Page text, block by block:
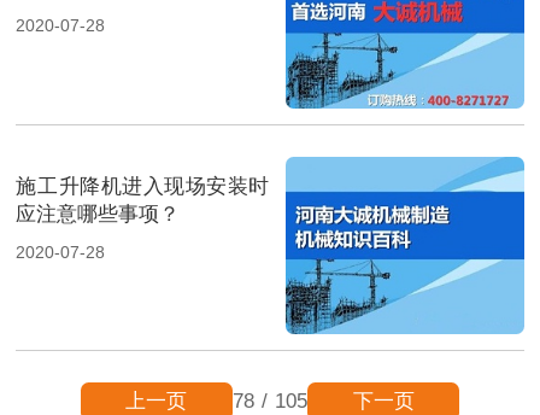
2020-07-28
施工升降机进入现场安装时
应注意哪些事项？
2020-07-28
78 / 105
上一页 下一页